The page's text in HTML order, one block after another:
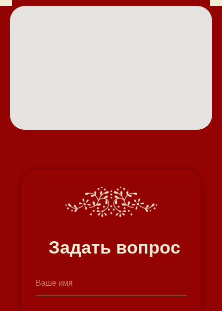
Задать вопрос